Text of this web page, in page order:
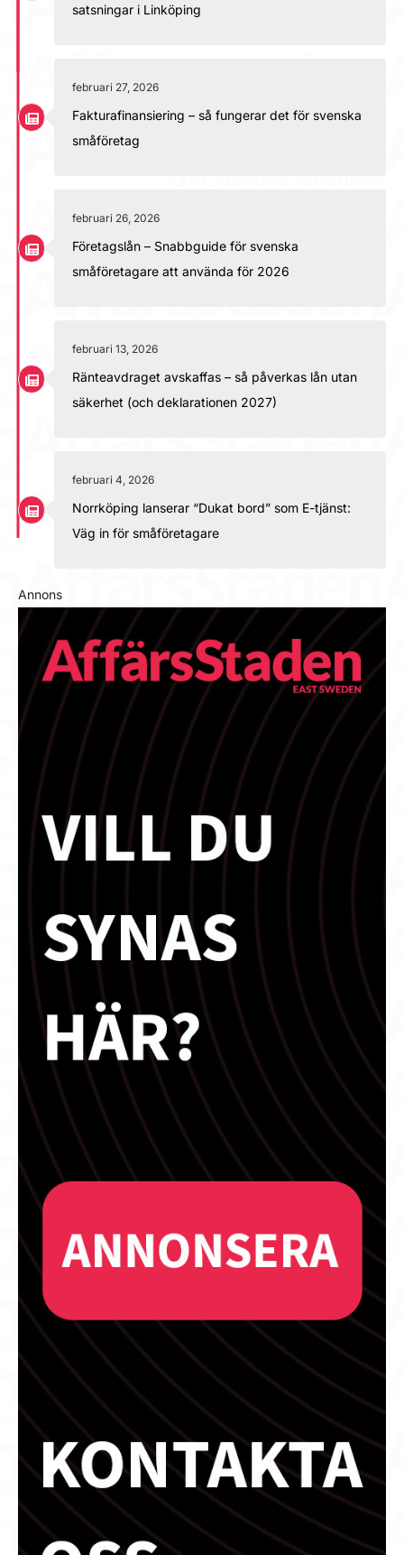
satsningar i Linköping
februari 27, 2026
Fakturafinansiering – så fungerar det för svenska
småföretag
februari 26, 2026
Företagslån – Snabbguide för svenska
småföretagare att använda för 2026
februari 13, 2026
Ränteavdraget avskaffas – så påverkas lån utan
säkerhet (och deklarationen 2027)
februari 4, 2026
Norrköping lanserar “Dukat bord” som E-tjänst:
Väg in för småföretagare
Annons